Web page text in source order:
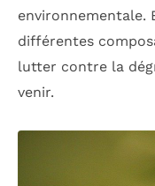
environnementale.
différentes
lutter contre la
venir.